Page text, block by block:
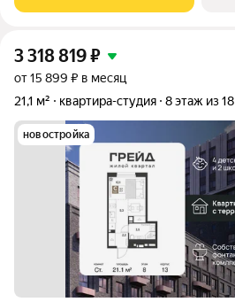
3 318 819₽
от 15 899 ₽ в месяц
21,1 м²
квартира-студия 8 этаж из 18
новостройка